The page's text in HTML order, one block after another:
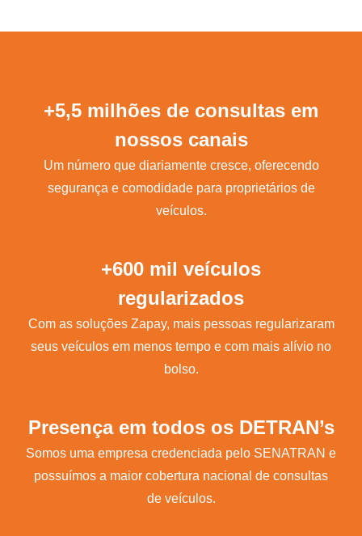
+5,5 milhões de consultas em
nossos canais
Um número que diariamente cresce, oferecendo
segurança e comodidade para proprietários de
veículos.
+600 mil veículos
regularizados
Com as soluções Zapay, mais pessoas regularizaram
seus veículos em menos tempo e com mais alívio no
bolso.
Presença em todos os DETRAN’s
Somos uma empresa credenciada pelo SENATRAN e
possuímos a maior cobertura nacional de consultas
de veículos.